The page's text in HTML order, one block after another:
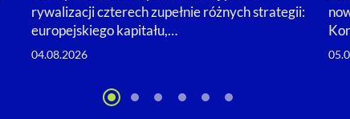
rywalizacji czterech zupełnie różnych strategii:
europejskiego kapitału,…
04.08.2026